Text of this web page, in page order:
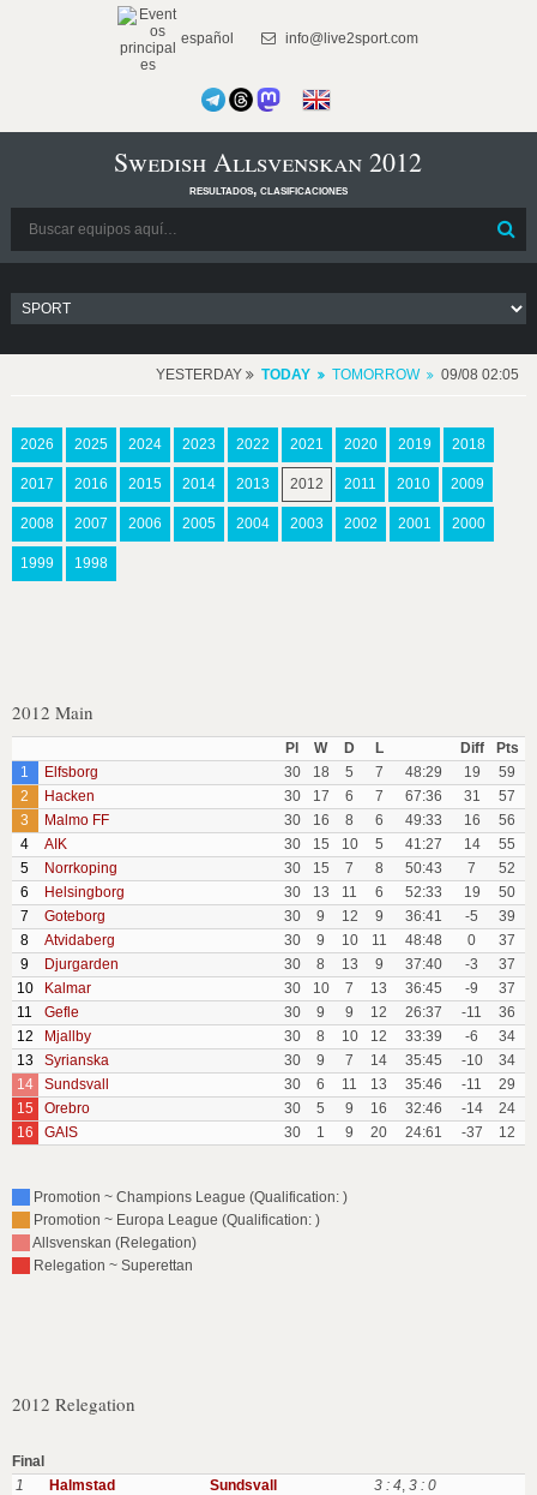
español info@live2sport.com
Swedish Allsvenskan 2012
resultados, clasificaciones
YESTERDAY TODAY TOMORROW 09/08 02:05
2026 2025 2024 2023 2022 2021 2020 2019 2018
2017 2016 2015 2014 2013 2012 2011 2010 2009
2008 2007 2006 2005 2004 2003 2002 2001 2000
1999 1998
2012 Main
Pl W D L Diff
Pts
1
Elfsborg 30 18 5 7 48:29 19
59
2
Hacken 30 17 6 7 67:36 31
57
3
Malmo FF 30 16 8 6 49:33 16
56
4
AIK 30 15 10 5 41:27 14
55
5
Norrkoping 30 15 7 8 50:43 7
52
6
Helsingborg 30 13 11 6 52:33 19
50
7
Goteborg 30 9 12 9 36:41 -5
39
8
Atvidaberg 30 9 10 11 48:48 0
37
9
Djurgarden 30 8 13 9 37:40 -3
37
10
Kalmar 30 10 7 13 36:45 -9
37
11
Gefle 30 9 9 12 26:37 -11
36
12
Mjallby 30 8 10 12 33:39 -6
34
13
Syrianska 30 9 7 14 35:45 -10
34
14
Sundsvall 30 6 11 13 35:46 -11
29
15
Orebro 30 5 9 16 32:46 -14
24
16
GAIS 30 1 9 20 24:61 -37 12
Promotion ~ Champions League (Qualification: )
Promotion ~ Europa League (Qualification: )
Allsvenskan (Relegation)
Relegation ~ Superettan
2012 Relegation
Final
1
Halmstad Sundsvall 3 : 4, 3 : 0